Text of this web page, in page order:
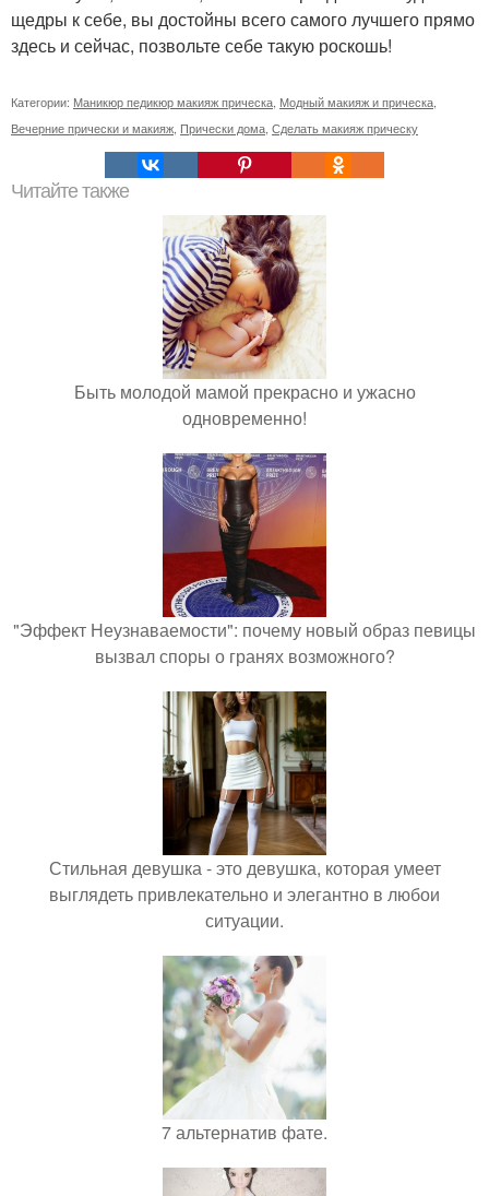
щедры к себе, вы достойны всего самого лучшего прямо
здесь и сейчас, позвольте себе такую роскошь!
Категории: Маникюр педикюр макияж прическа, Модный макияж и прическа,
Вечерние прически и макияж, Прически дома, Сделать макияж прическу
Читайте также
Быть молодой мамой прекрасно и ужасно
одновременно!
"Эффект Неузнаваемости": почему новый образ певицы
вызвал споры о гранях возможного?
Стильная девушка - это девушка, которая умеет
выглядеть привлекательно и элегантно в любои
ситуации.
7 альтернатив фате.